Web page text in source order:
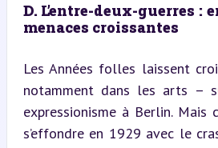
D. L’entre-deux-guerres
menaces croissantes
Les Années folles laissent
notamment dans les arts –
expressionisme à Berlin. Mais
s’effondre en 1929 avec le